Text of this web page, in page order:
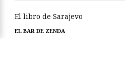
El libro de Sarajevo
EL BAR DE ZENDA